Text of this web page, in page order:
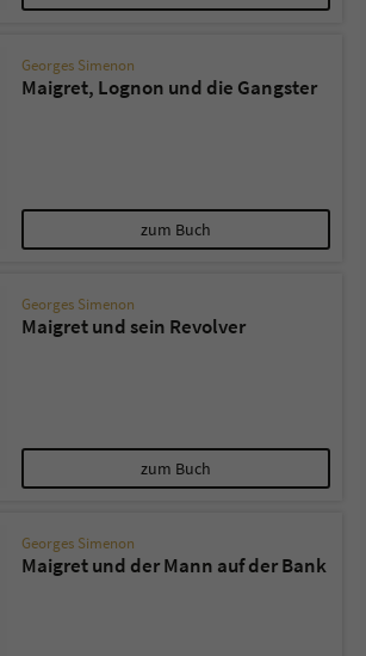
Georges Simenon
Maigret, Lognon und die Gangster
zum Buch
Georges Simenon
Maigret und sein Revolver
zum Buch
Georges Simenon
Maigret und der Mann auf der Bank